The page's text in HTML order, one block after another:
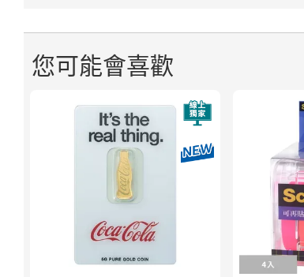
您可能會喜歡